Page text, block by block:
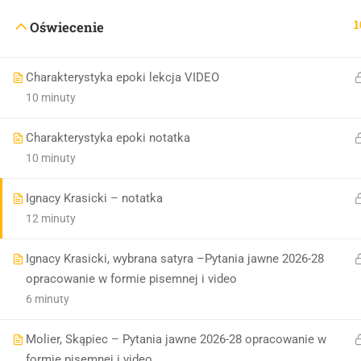
Oświecenie
Charakterystyka epoki lekcja VIDEO
10 minuty
Charakterystyka epoki notatka
10 minuty
Ignacy Krasicki – notatka
12 minuty
Ignacy Krasicki, wybrana satyra –Pytania jawne 2026-28
opracowanie w formie pisemnej i video
6 minuty
Molier, Skąpiec – Pytania jawne 2026-28 opracowanie w